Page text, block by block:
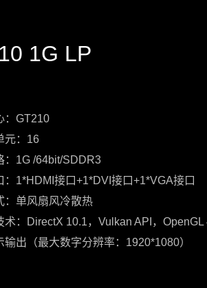
1G LP
：GT210
元：16
：1G /64bit/SDDR3
：1*HDMI接口+1*DVI接口+1*VGA接口
：单风扇风冷散热
术：DirectX 10.1，Vulkan API，OpenGL
输出（最大数字分辨率：1920*1080）